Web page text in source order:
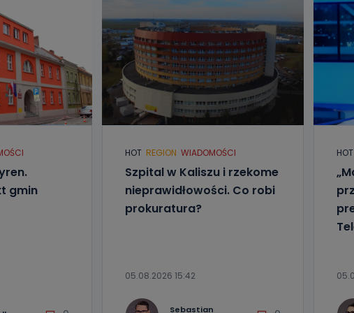
gmin
HOT REGION WIADOMOŚCI
Szpital w Kaliszu i rzekome
nieprawidłowości. Co robi
prokuratura?
05.08.2026 15:42
Sebastian
HOT